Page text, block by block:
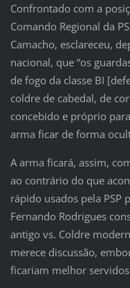
Confrontado com a
Comando Regional da
Camacho, esclareceu,
nacional, que “os
de fogo da classe BI
coldre de cabedal, de
concebido e próprio
arma ficar de forma
A arma ficará, assim,
ao contrário do que
rápido usados pela PSP
Fernando Rodrigues
antigo vs. Coldre
merece discussão,
ficariam melhor